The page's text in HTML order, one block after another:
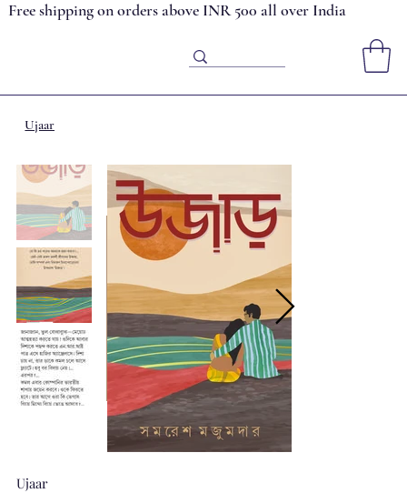
Free shipping on orders above INR 500 all over India
Ujaar
Ujaar